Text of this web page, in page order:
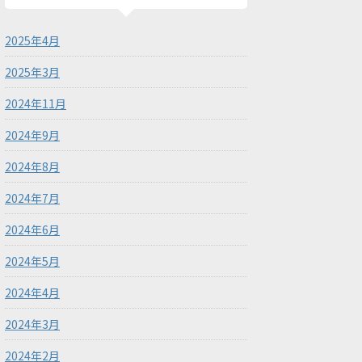
2025年4月
2025年3月
2024年11月
2024年9月
2024年8月
2024年7月
2024年6月
2024年5月
2024年4月
2024年3月
2024年2月